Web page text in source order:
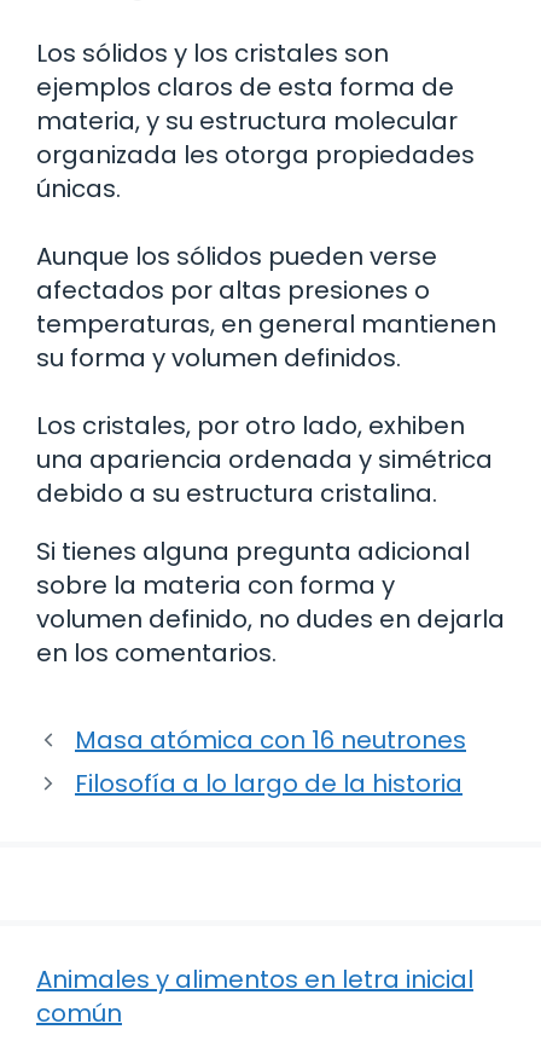
Los sólidos y los cristales son
ejemplos claros de esta forma de
materia, y su estructura molecular
organizada les otorga propiedades
únicas.
Aunque los sólidos pueden verse
afectados por altas presiones o
temperaturas, en general mantienen
su forma y volumen definidos.
Los cristales, por otro lado, exhiben
una apariencia ordenada y simétrica
debido a su estructura cristalina.
Si tienes alguna pregunta adicional
sobre la materia con forma y
volumen definido, no dudes en dejarla
en los comentarios.
Masa atómica con 16 neutrones
Filosofía a lo largo de la historia
Animales y alimentos en letra inicial
común